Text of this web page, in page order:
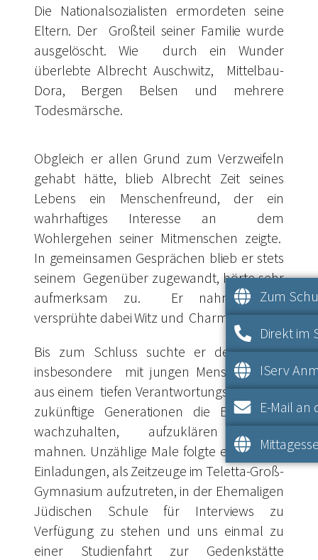
Die Nationalsozialisten ermordeten seine
Eltern. Der Großteil seiner Familie wurde
ausgelöscht. Wie durch ein Wunder
überlebte Albrecht Auschwitz, Mittelbau-
Dora, Bergen Belsen und mehrere
Todesmärsche.
Obgleich er allen Grund zum Verzweifeln
gehabt hätte, blieb Albrecht Zeit seines
Lebens ein Menschenfreund, der ein
wahrhaftiges Interesse an dem
Wohlergehen seiner Mitmenschen zeigte.
In gemeinsamen Gesprächen blieb er stets
seinem Gegenüber zugewandt, hörte sehr
aufmerksam zu. Er nahm Anteil,
versprühte dabei Witz und Charme.
Bis zum Schluss suchte er den Dialog,
insbesondere mit jungen Menschen, um
aus einem tiefen Verantwortungsgefühl für
zukünftige Generationen die Erinnerung
wachzuhalten, aufzuklären und zu
mahnen. Unzählige Male folgte er unseren
Einladungen, als Zeitzeuge im Teletta-Groß-
Gymnasium aufzutreten, in der Ehemaligen
Jüdischen Schule für Interviews zu
Verfügung zu stehen und uns einmal zu
einer Studienfahrt zur Gedenkstätte
Zum
Direkt im
IServ
E-Mail an